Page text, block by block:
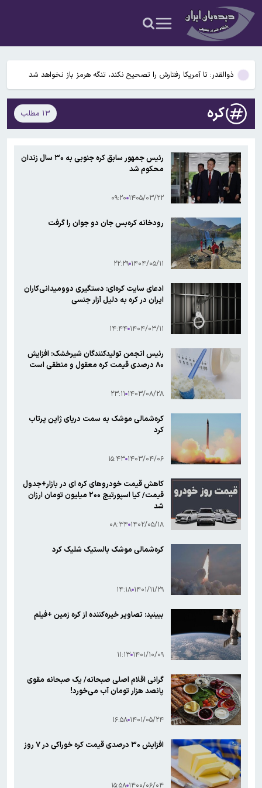
هافبک سابق پرسپولیس در پیکان
استارلینک اروپایی چه زمان وارد بازار می‌شود؟
ذوالقدر: تا آمریکا رفتارش را تصحیح نکند، تنگه هرمز باز نخواهد شد
سکه در آستانه بازگشت به کانال ۱۸۸ میلیون تومان
علت اصلی آلودگی هوای تهران در روزهای اخیر چه بود؟
هافبک سابق پرسپولیس در پیکان
استارلینک اروپایی چه زمان وارد بازار می‌شود؟
کره ۱۳ مطلب
رئیس جمهور سابق کره جنوبی به ۳۰ سال زندان
محکوم شد
۱۴۰۵/۰۳/۲۲ ۰۹:۲۰
رودخانه کره‌بس جان دو جوان را گرفت
۱۴۰۴/۰۵/۱۱ ۲۲:۲۹
ادعای سایت کره‌ای: دستگیری دوومیدانی‌کاران
ایران در کره به دلیل آزار جنسی
۱۴۰۴/۰۳/۱۱ ۱۴:۴۴
رئیس انجمن تولیدکنندگان شیرخشک: افزایش
۸۰ درصدی قیمت کره معقول و منطقی است
۱۴۰۳/۰۸/۲۸ ۲۳:۱۱
کره‌شمالی موشک به سمت دریای ژاپن پرتاب
کرد
۱۴۰۳/۰۴/۰۶ ۱۵:۴۳
کاهش قیمت خودروهای کره ای در بازار+جدول
قیمت/ کیا اسپورتیج ۲۰۰ میلیون تومان ارزان
شد
۱۴۰۲/۰۵/۱۸ ۰۸:۳۴
کره‌شمالی موشک بالستیک شلیک کرد
۱۴۰۱/۱۱/۲۹ ۱۴:۱۸
ببینید: تصاویر خیره‌کننده از کره زمین +فیلم
۱۴۰۱/۱۰/۰۹ ۱۱:۱۳
گرانی اقلام اصلی صبحانه/ یک صبحانه مقوی
پانصد هزار تومان آب می‌خورد!
۱۴۰۱/۰۵/۲۴ ۱۶:۵۸
افزایش ۳۰ درصدی قیمت کره خوراکی در ۷ روز
۱۴۰۰/۰۶/۰۴ ۱۵:۵۸